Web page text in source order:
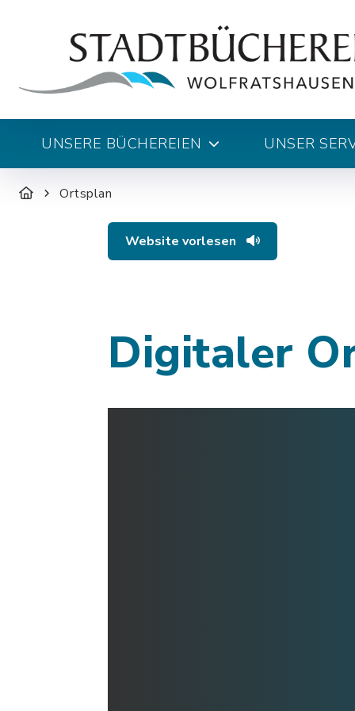
UNSERE BÜCHEREIEN UNSER
Ortsplan
Website vorlesen
Digitaler